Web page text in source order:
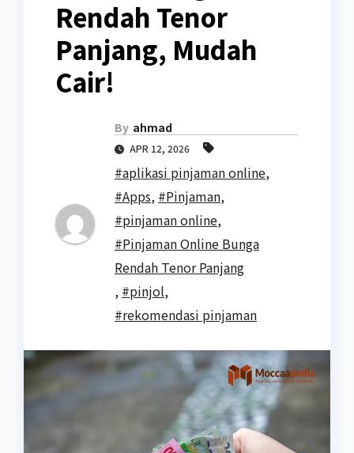
Rendah Tenor
Panjang, Mudah
Cair!
By ahmad
APR 12, 2026
#aplikasi pinjaman online,
#Apps, #Pinjaman,
#pinjaman online,
#Pinjaman Online Bunga
Rendah Tenor Panjang
, #pinjol,
#rekomendasi pinjaman